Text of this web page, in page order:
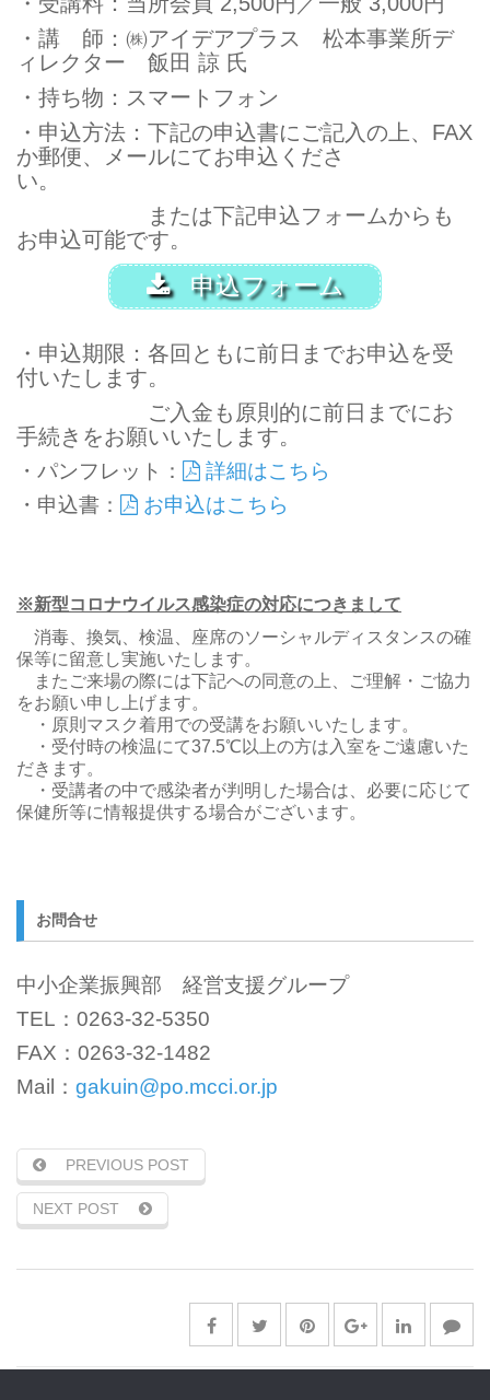
・講 師：㈱アイデアプラス 松本事業所デ
ィレクター 飯田 諒 氏
・持ち物：スマートフォン
・申込方法：下記の申込書にご記入の上、FAX
か郵便、メールにてお申込くださ
い
または下記申込フォームからも
お申込可能です。
申込フォーム
・申込期限：各回ともに前日までお申込を受
付いたします。
ご入金も原則的に前日までにお
手続きをお願いいたします。
・パンフレット：
詳細はこちら
・申込書：
お申込はこちら
※新型コロナウイルス感染症の対応につきまして
消毒、換気、検温、座席のソーシャルディスタンスの確
保等に留意し実施いたします。
またご来場の際には下記への同意の上、ご理解・ご協力
をお願い申し上げます。
・原則マスク着用での受講をお願いいたします。
・受付時の検温にて37.5℃以上の方は入室をご遠慮いた
だきます。
・受講者の中で感染者が判明した場合は、必要に応じて
保健所等に情報提供する場合がございます。
お問合せ
中小企業振興部 経営支援グループ
TEL：0263-32-5350
FAX：0263-32-1482
Mail： gakuin@po.mcci.or.jp
PREVIOUS POST
NEXT POST